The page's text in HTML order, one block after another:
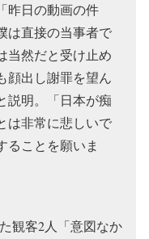
昨日の動画の件
は直接の当事者で
当然だと受け止め
顔出し謝罪を望ん
説明。「日本が痴
は非常に悲しいで
ることを願いま
観客2人「意図なか